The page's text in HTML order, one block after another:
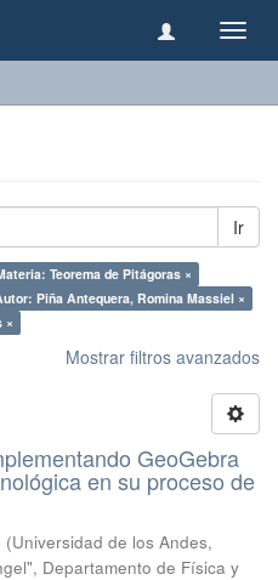
Ir
Teorema de Pitágoras ×
Piña Antequera, Romina Massiel ×
×
Mostrar filtros avanzados
GeoGebra
en su proceso de
(Universidad de los Andes,
Departamento de Física y